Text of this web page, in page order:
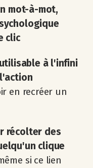
mot-à-mot,
clic
à l'infini
en recréer un
récolter des
clique
si ce lien